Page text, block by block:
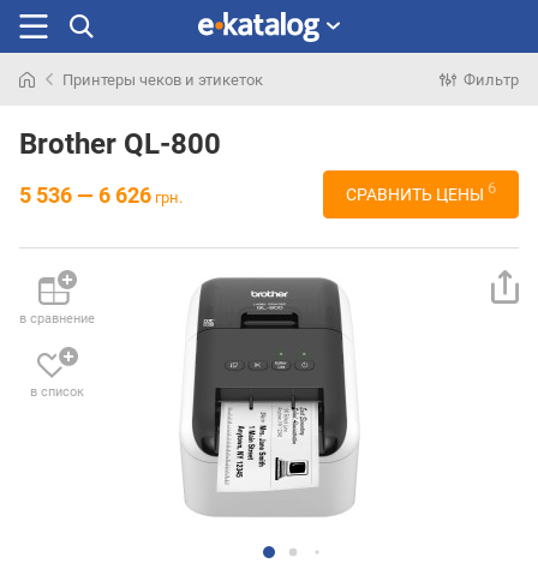
раньше
Принтеры чеков и этикеток Фильтр
Brother QL-800
5 536 — 6 626 грн. СРАВНИТЬ ЦЕНЫ 6
в сравнение
в список